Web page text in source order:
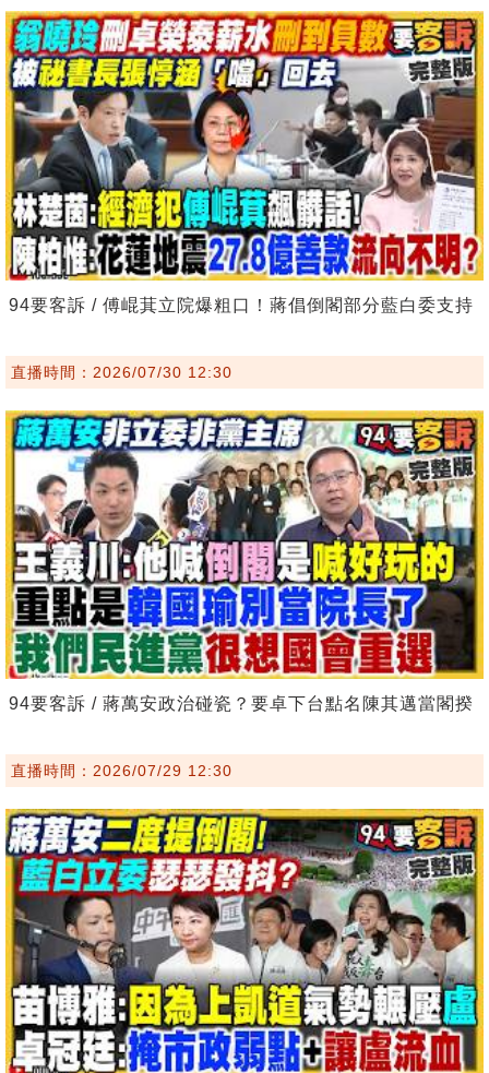
94要客訴 / 傅崐萁立院爆粗口！蔣倡倒閣部分藍白委支持
直播時間：2026/07/30 12:30
94要客訴 / 蔣萬安政治碰瓷？要卓下台點名陳其邁當閣揆
直播時間：2026/07/29 12:30